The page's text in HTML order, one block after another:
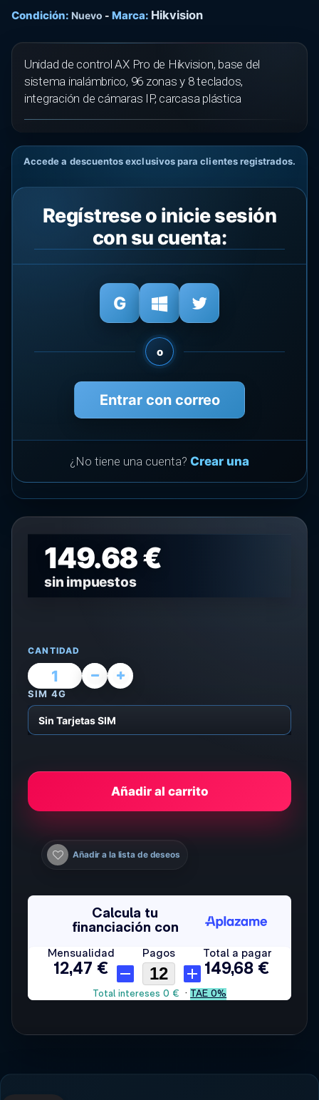
Condición: Nuevo - Marca: Hikvision
Unidad de control AX Pro de Hikvision, base del
sistema inalámbrico, 96 zonas y 8 teclados,
integración de cámaras IP, carcasa plástica
Accede a descuentos exclusivos para clientes registrados.
Regístrese o inicie sesión
con su cuenta:
o
Entrar con correo
¿No tiene una cuenta? Crear una
149.68 €
sin impuestos
CANTIDAD
SIM 4G
Añadir al carrito
Añadir a la lista de deseos